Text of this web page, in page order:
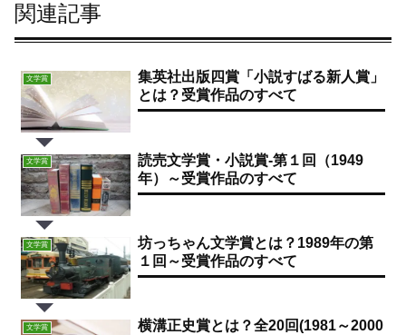
関連記事
文学賞
集英社出版四賞「小説すばる新人賞」
とは？受賞作品のすべて
文学賞
読売文学賞・小説賞-第１回（1949
年）～受賞作品のすべて
文学賞
坊っちゃん文学賞とは？1989年の第
１回～受賞作品のすべて
文学賞
横溝正史賞とは？全20回(1981～2000